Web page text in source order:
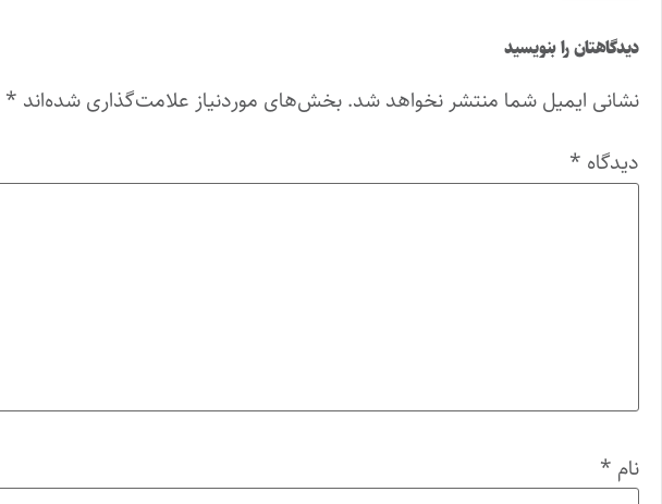
دیدگاهتان را بنویسید
نشانی ایمیل شما منتشر نخواهد شد. بخش‌های موردنیاز علامت‌گذاری شده‌اند *
دیدگاه *
نام *